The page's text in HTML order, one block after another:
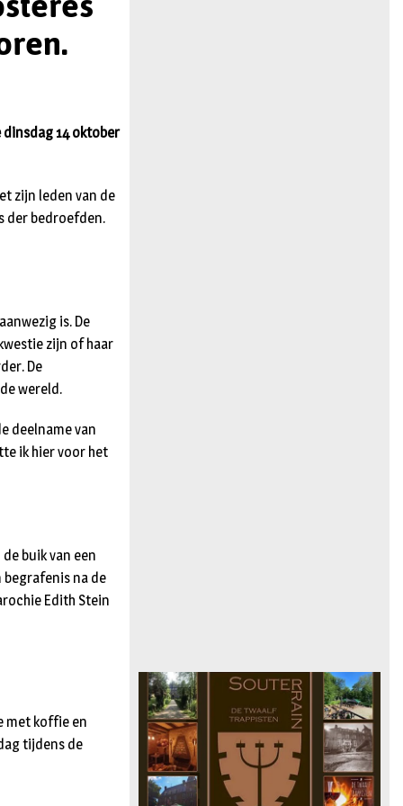
dinsdag 14 oktober
zijn leden van de
der bedroefden.
is. De
zijn of haar
De
wereld.
deelname van
ik hier voor het
buik van een
begrafenis na de
Edith Stein
met koffie en
tijdens de